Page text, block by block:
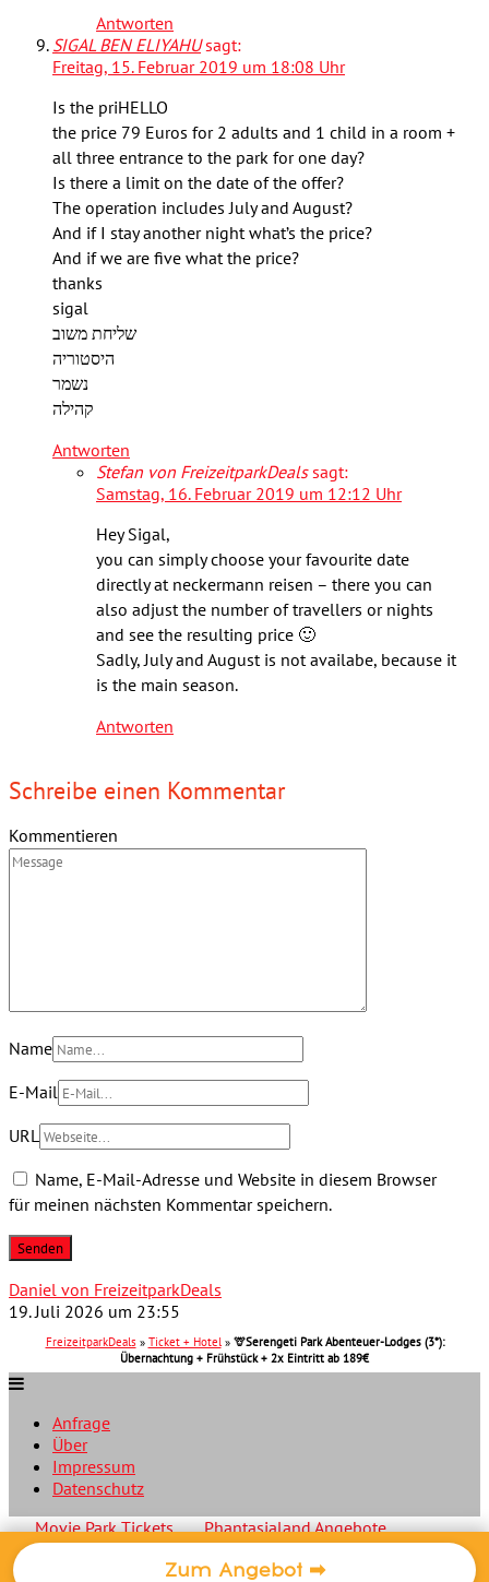
Zum Angebot ➡
Antworten
SIGAL BEN ELIYAHU sagt:
Freitag, 15. Februar 2019 um 18:08 Uhr
Is the priHELLO
the price 79 Euros for 2 adults and 1 child in a room +
all three entrance to the park for one day?
Is there a limit on the date of the offer?
The operation includes July and August?
And if I stay another night what’s the price?
And if we are five what the price?
thanks
sigal
שליחת משוב
היסטוריה
נשמר
קהילה
Antworten
Stefan von FreizeitparkDeals sagt:
Samstag, 16. Februar 2019 um 12:12 Uhr
Hey Sigal,
you can simply choose your favourite date
directly at neckermann reisen – there you can
also adjust the number of travellers or nights
and see the resulting price 🙂
Sadly, July and August is not availabe, because it
is the main season.
Antworten
Schreibe einen Kommentar
Kommentieren
Name
E-Mail
URL
Name, E-Mail-Adresse und Website in diesem Browser
für meinen nächsten Kommentar speichern.
Daniel von FreizeitparkDeals
19. Juli 2026 um 23:55
FreizeitparkDeals » Ticket + Hotel » 🦒Serengeti Park Abenteuer-Lodges (3*):
Übernachtung + Frühstück + 2x Eintritt ab 189€
Anfrage
Über
Impressum
Datenschutz
Movie Park Tickets
Phantasialand Angebote
Plopsaland Deutschland Gutschein
Disneyland Paris Tickets
Disneyland Übernachtung
News